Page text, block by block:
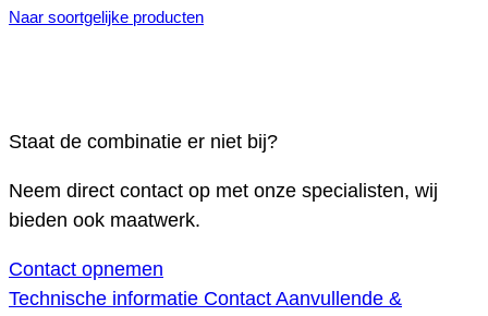
Naar soortgelijke producten
Staat de combinatie er niet bij?
Neem direct contact op met onze specialisten, wij
bieden ook maatwerk.
Contact opnemen
Technische informatie Contact Aanvullende &